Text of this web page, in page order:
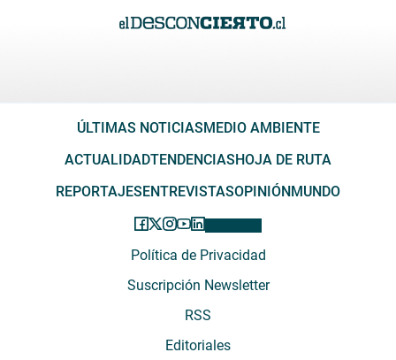
ÚLTIMAS NOTICIASMEDIO AMBIENTE
ACTUALIDADTENDENCIASHOJA DE RUTA
REPORTAJESENTREVISTASOPINIÓNMUNDO
Política de Privacidad
Suscripción Newsletter
RSS
Editoriales